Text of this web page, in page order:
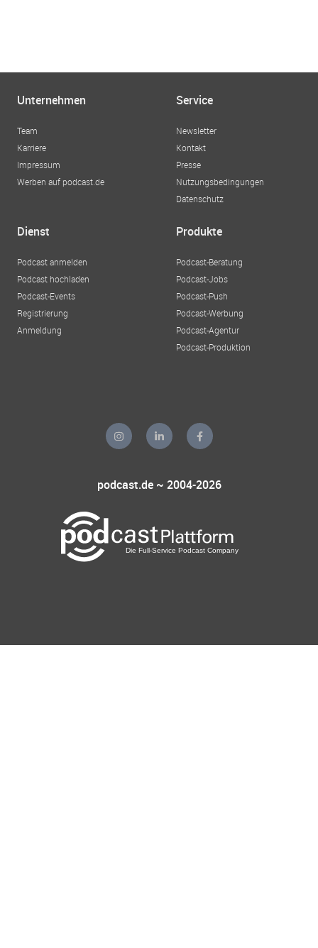
Unternehmen
Team
Karriere
Impressum
Werben auf podcast.de
Service
Newsletter
Kontakt
Presse
Nutzungsbedingungen
Datenschutz
Dienst
Podcast anmelden
Podcast hochladen
Podcast-Events
Registrierung
Anmeldung
Produkte
Podcast-Beratung
Podcast-Jobs
Podcast-Push
Podcast-Werbung
Podcast-Agentur
Podcast-Produktion
podcast.de ~ 2004-2026